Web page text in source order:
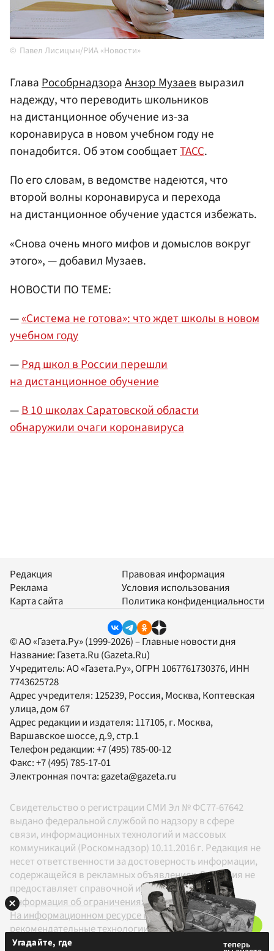
Павел Лисицын/РИА «Новости»
ГлаваРособрнадзораАнзор Музаеввыразил
надежду, что переводить школьников
на дистанционное обучение из-за
коронавируса в новом учебном году не
понадобится. Об этом сообщаетТАСС.
По его словам, в ведомстве надеются, что
второй волны коронавируса и перехода
на дистанционное обучение удастся избежать.
«Снова очень много мифов и домыслов вокруг
этого», — добавил Музаев.
НОВОСТИ ПО ТЕМЕ:
—«Система не готова»: что ждет школы в новом
учебном году
—Ряд школ в России перешли
на дистанционное обучение
—В 10 школах Саратовской области
обнаружили очаги коронавируса
Редакция
Реклама
Карта сайта
Правовая информация
Условия использования
Политика конфиденциальности
© АО «Газета.Ру» (1999-2026) – Главные новости дня
Название: Газета.Ru (Gazeta.Ru)
Учредитель:АО «Газета.Ру», ОГРН 1067761730376, ИНН
7743625728
Адрес учредителя: 125239, Россия, Москва, Коптевская
улица, дом 67
Адрес редакции и издателя: 117105, г. Москва,
Варшавское шоссе, д.9, стр.1
Телефон редакции:+7 (495) 785-00-12
Факс:+7 (495) 785-17-01
Электронная почта: gazeta@gazeta.ru
Свидетельство о регистрации СМИ Эл № ФС77-67642
выдано федеральной службой по надзору в сфере
связи, информационных технологий и массовых
коммуникаций (Роскомнадзор) 10.11.2016 г. Редакция не
несет ответственности за достоверность информации,
содержащейся в рекламных объявлениях. Редакция не
предоставляет справочной информации.
Информация об ограничениях
На информационном ресурсе применяются
рекомендательные технологии в соответствии с
Правилами
Угадайте, где